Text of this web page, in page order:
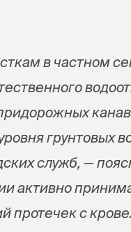
в частном
грунтовых
служб, —
активно
протечек с